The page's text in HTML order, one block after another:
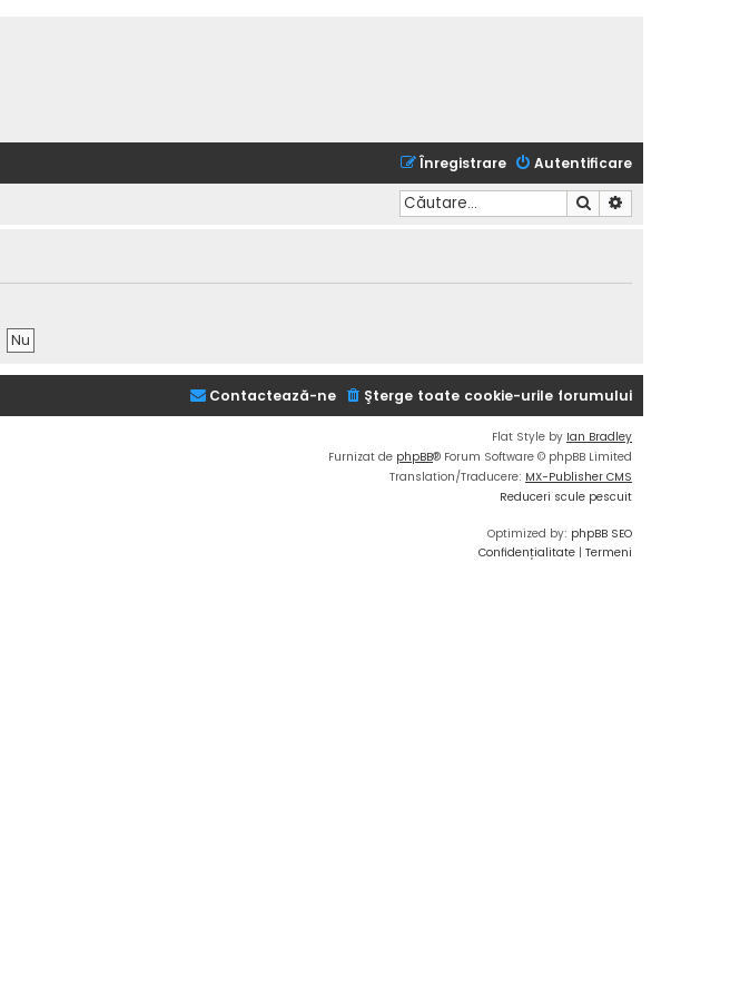
Autentificare
Înregistrare
Căutare
Şterge toate cookie-urile forumului
Contactează-ne
Flat Style by Ian Bradley
Furnizat de phpBB® Forum Software © phpBB Limited
Translation/Traducere: MX-Publisher CMS
Reduceri scule pescuit
Optimized by: phpBB SEO
Confidențialitate | Termeni